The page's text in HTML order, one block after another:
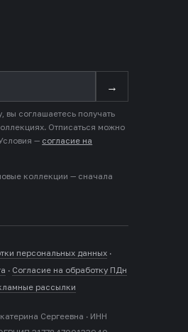
→
вы соглашаетесь получать
Отписаться можно
— согласие на
коллекции — сначала
персональных данных ·
· Согласие на обработку ПДн
рассылки
Сергеевна · ИНН